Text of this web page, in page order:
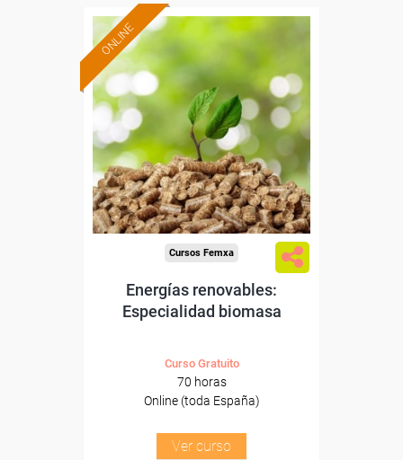
ONLINE
Formación 100%
subvencionada.
Para desempleados,
trabajadores y autónomos.
Sector
-Metal.
Cursos Femxa
Energías renovables:
Especialidad biomasa
Curso Gratuito
70 horas
Online (toda España)
Ver curso